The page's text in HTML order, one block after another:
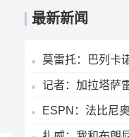
最新新闻